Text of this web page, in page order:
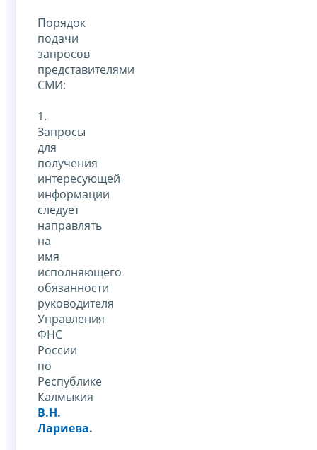
Порядок
подачи
запросов
представителями
СМИ:
1.
Запросы
для
получения
интересующей
информации
следует
направлять
на
имя
исполняющего
обязанности
руководителя
Управления
ФНС
России
по
Республике
Калмыкия
В.Н.
Лариева.